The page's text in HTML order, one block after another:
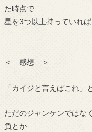
た時点で
星を3つ以上持っていれ
＜ 感想 ＞
「カイジと言えばこれ」
ただのジャンケンではな
負とか